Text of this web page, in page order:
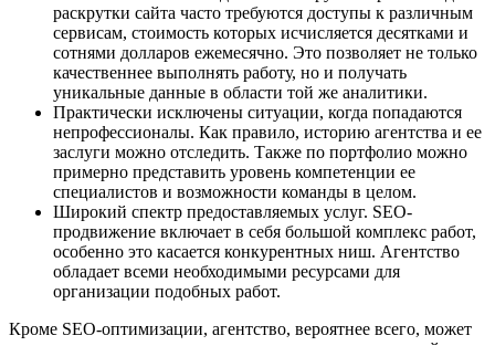
раскрутки сайта часто требуются доступы к различным
сервисам, стоимость которых исчисляется десятками и
сотнями долларов ежемесячно. Это позволяет не только
качественнее выполнять работу, но и получать
уникальные данные в области той же аналитики.
Практически исключены ситуации, когда попадаются
непрофессионалы. Как правило, историю агентства и ее
заслуги можно отследить. Также по портфолио можно
примерно представить уровень компетенции ее
специалистов и возможности команды в целом.
Широкий спектр предоставляемых услуг. SEO-
продвижение включает в себя большой комплекс работ,
особенно это касается конкурентных ниш. Агентство
обладает всеми необходимыми ресурсами для
организации подобных работ.
Кроме SEO-оптимизации, агентство, вероятнее всего, может